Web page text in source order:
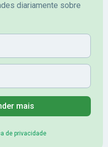
diariamente sobre
mais
de privacidade